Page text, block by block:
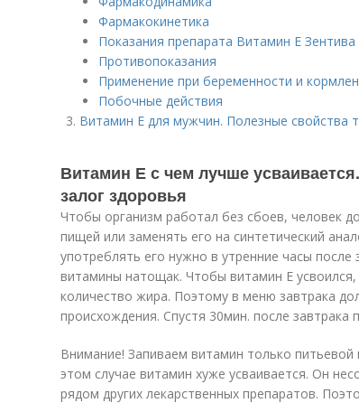
Фармакокинетика
Показания препарата Витамин E Зентива
Противопоказания
Применение при беременности и
Побочные действия
Витамин Е для мужчин. Полезные свойства
Витамин Е с чем лучше
залог здоровья
Чтобы организм работал без сбоев, человек
пищей или заменять его на синтетический
употреблять его нужно в утренние часы
витамины натощак. Чтобы витамин Е
количество жира. Поэтому в меню завтрака
происхождения. Спустя 30мин. после завтрака
Внимание! Запиваем витамин только
этом случае витамин хуже усваивается. Он
рядом других лекарственных препаратов.